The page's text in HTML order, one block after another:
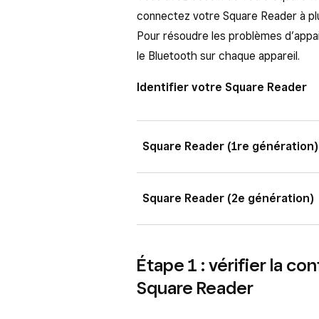
connectez votre Square Reader à
Pour résoudre les problèmes
le Bluetooth sur chaque appareil.
Identifier votre Square Reader
Square Reader (1re génération)
Il y a une version de Square Reader
Square Reader (1re
Square Reader (1re génération)
d’alimentation se trouve à gauche
Square Reader (2e génération)
Square Reader (2e
Étape 1 : vérifier la
Square Reader